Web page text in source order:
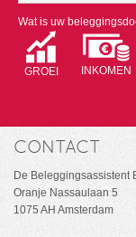
Wat is uw
GROEI INKOMEN
CONTACT
De Beleggingsassistent
Oranje Nassaulaan 5
1075 AH Amsterdam